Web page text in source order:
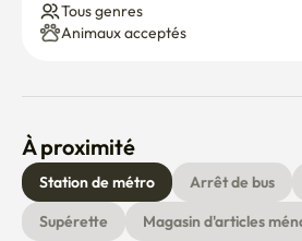
Tous genres
Animaux acceptés
À proximité
Station de métro Arrêt de bus
Supérette
Magasin d'articles